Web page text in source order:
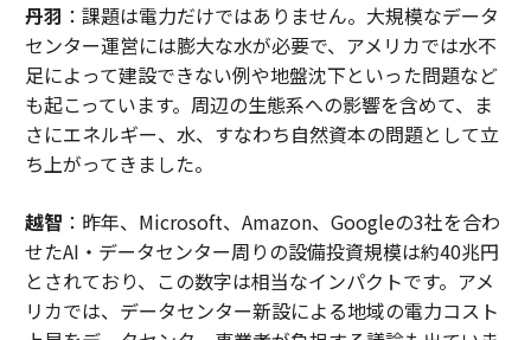
丹羽 ：課題は電力だけではありません。大規模なデータ
センター運営には膨大な水が必要で、アメリカでは水不
足によって建設できない例や地盤沈下といった問題など
も起こっています。周辺の生態系への影響を含めて、ま
さにエネルギー、水、すなわち自然資本の問題として立
ち上がってきました。
越智 ：昨年、Microsoft、Amazon、Googleの3社を合わ
せたAI・データセンター周りの設備投資規模は約40兆円
とされており、この数字は相当なインパクトです。アメ
リカでは、データセンター新設による地域の電力コスト